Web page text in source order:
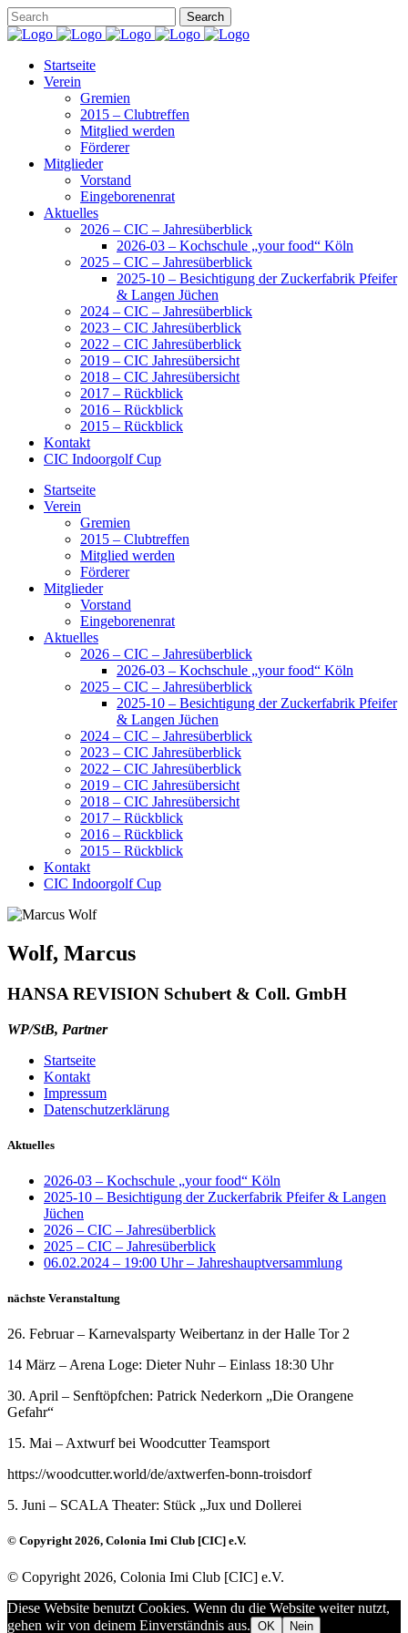
Startseite
Verein
Gremien
2015 – Clubtreffen
Mitglied werden
Förderer
Mitglieder
Vorstand
Eingeborenenrat
Aktuelles
2026 – CIC – Jahresüberblick
2026-03 – Kochschule „your food“ Köln
2025 – CIC – Jahresüberblick
2025-10 – Besichtigung der Zuckerfabrik Pfeifer
& Langen Jüchen
2024 – CIC – Jahresüberblick
2023 – CIC Jahresüberblick
2022 – CIC Jahresüberblick
2019 – CIC Jahresübersicht
2018 – CIC Jahresübersicht
2017 – Rückblick
2016 – Rückblick
2015 – Rückblick
Kontakt
CIC Indoorgolf Cup
Startseite
Verein
Gremien
2015 – Clubtreffen
Mitglied werden
Förderer
Mitglieder
Vorstand
Eingeborenenrat
Aktuelles
2026 – CIC – Jahresüberblick
2026-03 – Kochschule „your food“ Köln
2025 – CIC – Jahresüberblick
2025-10 – Besichtigung der Zuckerfabrik Pfeifer
& Langen Jüchen
2024 – CIC – Jahresüberblick
2023 – CIC Jahresüberblick
2022 – CIC Jahresüberblick
2019 – CIC Jahresübersicht
2018 – CIC Jahresübersicht
2017 – Rückblick
2016 – Rückblick
2015 – Rückblick
Kontakt
CIC Indoorgolf Cup
Wolf, Marcus
HANSA REVISION Schubert & Coll. GmbH
WP/StB, Partner
Startseite
Kontakt
Impressum
Datenschutzerklärung
Aktuelles
2026-03 – Kochschule „your food“ Köln
2025-10 – Besichtigung der Zuckerfabrik Pfeifer & Langen
Jüchen
2026 – CIC – Jahresüberblick
2025 – CIC – Jahresüberblick
06.02.2024 – 19:00 Uhr – Jahreshauptversammlung
nächste Veranstaltung
26. Februar – Karnevalsparty Weibertanz in der Halle Tor 2
14 März – Arena Loge: Dieter Nuhr – Einlass 18:30 Uhr
30. April – Senftöpfchen: Patrick Nederkorn „Die Orangene
Gefahr“
15. Mai – Axtwurf bei Woodcutter Teamsport
https://woodcutter.world/de/axtwerfen-bonn-troisdorf
5. Juni – SCALA Theater: Stück „Jux und Dollerei
© Copyright 2026, Colonia Imi Club [CIC] e.V.
© Copyright 2026, Colonia Imi Club [CIC] e.V.
Diese Website benutzt Cookies. Wenn du die Website weiter nutzt,
gehen wir von deinem Einverständnis aus. OK Nein